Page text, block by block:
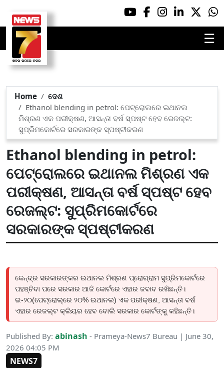
☰
Home
ଦେଶ
Ethanol blending in petrol: ପେଟ୍ରୋଲରେ ଇଥାନଲ
ମିଶ୍ରଣ ଏକ ପରୀକ୍ଷଣ, ଆସନ୍ତା ବର୍ଷ ସ୍ପଷ୍ଟ ହେବ ରେଜଲ୍ଟ:
ସୁପ୍ରିମକୋର୍ଟରେ ସରକାରଙ୍କ ସ୍ପଷ୍ଟୀକରଣ
Ethanol blending in petrol:
ପେଟ୍ରୋଲରେ ଇଥାନଲ ମିଶ୍ରଣ ଏକ
ପରୀକ୍ଷଣ, ଆସନ୍ତା ବର୍ଷ ସ୍ପଷ୍ଟ ହେବ
ରେଜଲ୍ଟ: ସୁପ୍ରିମକୋର୍ଟରେ
ସରକାରଙ୍କ ସ୍ପଷ୍ଟୀକରଣ
କେନ୍ଦ୍ର ସରକାରଙ୍କର ଇଥାନଲ ମିଶ୍ରଣ ପ୍ରୋଗ୍ରାମ ସୁପ୍ରିମକୋର୍ଟରେ
ପହଞ୍ଚିବା ପରେ ସରକାର ଆଜି କୋର୍ଟରେ ଏହାର ଜବାବ ରଖିଛନ୍ତି।
ଇ-୨୦(ପେଟ୍ରୋଲ୍ରେ ୨୦% ଇଥାନଲ) ଏକ ପରୀକ୍ଷଣ, ଆସନ୍ତା ବର୍ଷ
ଏହାର ରେଜଲ୍ଟ କ୍ଲିୟର ହେବ ବୋଲି ସରକାର କୋର୍ଟଙ୍କୁ କହିଛନ୍ତି।
Published By: abinash - Prameya-News7 Bureau | June 30,
2026 04:05 PM
NEWS7